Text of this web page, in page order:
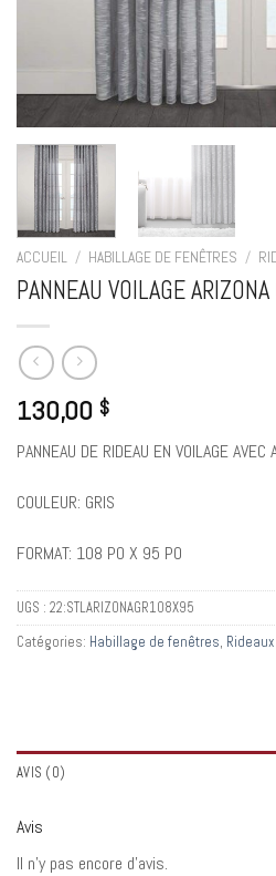
ACCUEIL / HABILLAGE DE FENÊTRES /
PANNEAU VOILAGE
130,00 $
PANNEAU DE RIDEAU EN VOILAGE AVEC
COULEUR: GRIS
FORMAT: 108 PO X 95 PO
UGS : 22:STLARIZONAGR108X95
Catégories: Habillage de fenêtres, Rideaux
AVIS (0)
Avis
Il n’y pas encore d’avis.